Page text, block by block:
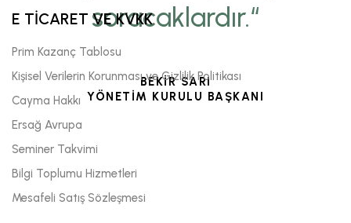
soracaklardır.“
BEKİR SARI
YÖNETİM KURULU BAŞKANI
E TİCARET VE KVKK
Prim Kazanç Tablosu
Kişisel Verilerin Korunması ve Gizlilik Politikası
Cayma Hakkı
Ersağ Avrupa
Seminer Takvimi
Bilgi Toplumu Hizmetleri
Mesafeli Satış Sözleşmesi